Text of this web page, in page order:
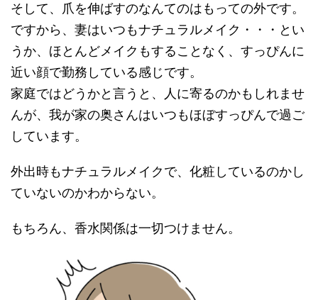
そして、爪を伸ばすのなんてのはもっての外です。
ですから、妻はいつもナチュラルメイク・・・とい
うか、ほとんどメイクもすることなく、すっぴんに
近い顔で勤務している感じです。
家庭ではどうかと言うと、人に寄るのかもしれませ
んが、我が家の奥さんはいつもほぼすっぴんで過ご
しています。
外出時もナチュラルメイクで、化粧しているのかし
ていないのかわからない。
もちろん、香水関係は一切つけません。